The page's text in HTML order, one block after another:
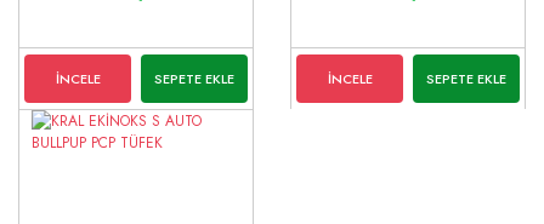
İNCELE SEPETE EKLE İNCELE SEPETE EKLE